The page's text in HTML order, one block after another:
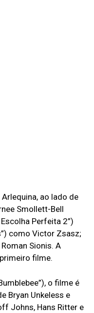
ao lado de
Smollett-Bell
Perfeita 2”)
como Victor Zsasz;
Sionis. A
filme.
o filme é
Bryan Unkeless e
Johns, Hans Ritter e